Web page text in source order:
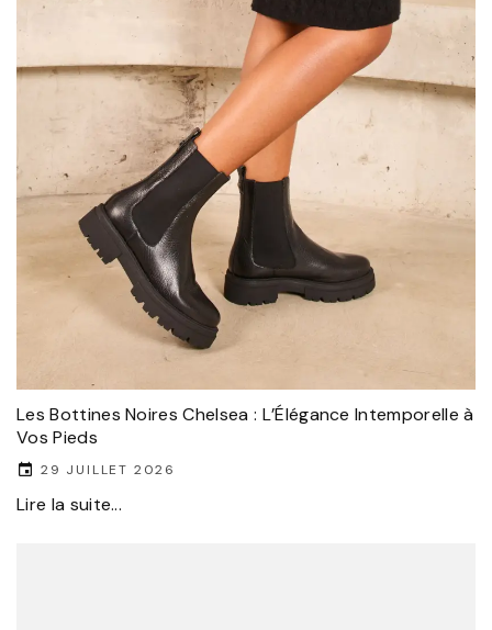
Les Bottines Noires Chelsea : L’Élégance Intemporelle à
Vos Pieds
29 JUILLET 2026
Lire la suite...